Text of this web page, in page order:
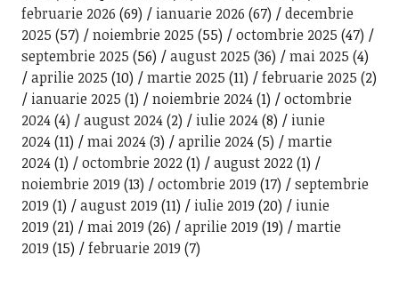
februarie 2026 (69) ianuarie 2026 (67)
decembrie
2025 (57) noiembrie 2025 (55) octombrie 2025 (47)
septembrie 2025 (56) august 2025 (36) mai 2025 (4)
aprilie 2025 (10) martie 2025 (11) februarie 2025 (2)
ianuarie 2025 (1) noiembrie 2024(1)
octombrie
2024(4) august 2024(2) iulie 2024(8)
iunie
2024(11) mai 2024(3) aprilie 2024(5)
martie
2024(1) octombrie 2022(1) august 2022(1)
noiembrie 2019 (13) octombrie 2019 (17)
septembrie
2019 (1) august 2019 (11) iulie 2019 (20)
iunie
2019 (21) mai 2019 (26) aprilie 2019 (19)
martie
2019 (15) februarie 2019 (7)